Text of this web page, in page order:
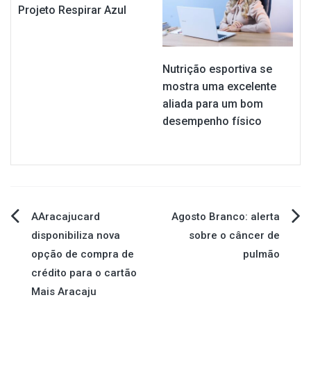
Projeto Respirar Azul
Nutrição esportiva se
mostra uma excelente
aliada para um bom
desempenho físico
Navegação
de
Post
AAracajucard
disponibiliza nova
opção de compra de
crédito para o cartão
Mais Aracaju
Agosto Branco: alerta
sobre o câncer de
pulmão